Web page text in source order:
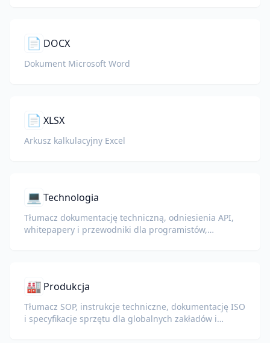
📄 DOCX
Dokument Microsoft Word
📄 XLSX
Arkusz kalkulacyjny Excel
💻 Technologia
Tłumacz dokumentację techniczną, odniesienia API,
whitepapery i przewodniki dla programistów,
🏭 Produkcja
Tłumacz SOP, instrukcje techniczne, dokumentację ISO
i specyfikacje sprzętu dla globalnych zakładów i